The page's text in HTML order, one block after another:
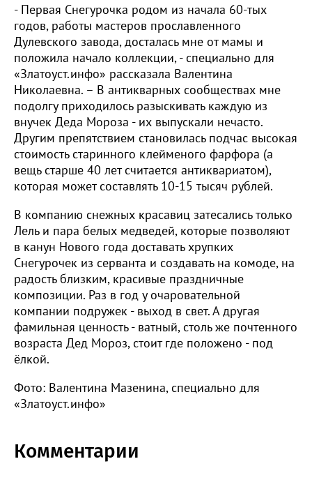
- Первая Снегурочка родом из начала 60-тых
годов, работы мастеров прославленного
Дулевского завода, досталась мне от мамы и
положила начало коллекции, - специально для
«Златоуст.инфо» рассказала Валентина
Николаевна. – В антикварных сообществах мне
подолгу приходилось разыскивать каждую из
внучек Деда Мороза - их выпускали нечасто.
Другим препятствием становилась подчас высокая
стоимость старинного клейменого фарфора (а
вещь старше 40 лет считается антиквариатом),
которая может составлять 10-15 тысяч рублей.
В компанию снежных красавиц затесались только
Лель и пара белых медведей, которые позволяют
в канун Нового года доставать хрупких
Снегурочек из серванта и создавать на комоде, на
радость близким, красивые праздничные
композиции. Раз в год у очаровательной
компании подружек - выход в свет. А другая
фамильная ценность - ватный, столь же почтенного
возраста Дед Мороз, стоит где положено - под
ёлкой.
Фото: Валентина Мазенина, специально для
«Златоуст.инфо»
Комментарии